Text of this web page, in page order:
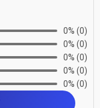
0% (0)
0% (0)
0% (0)
0% (0)
0% (0)